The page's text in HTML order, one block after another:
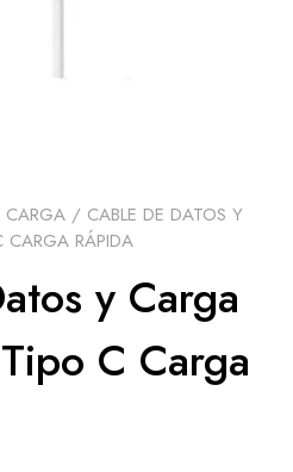
CARGA / CABLE DE DATOS Y
RÁPIDA
y Carga
C Carga